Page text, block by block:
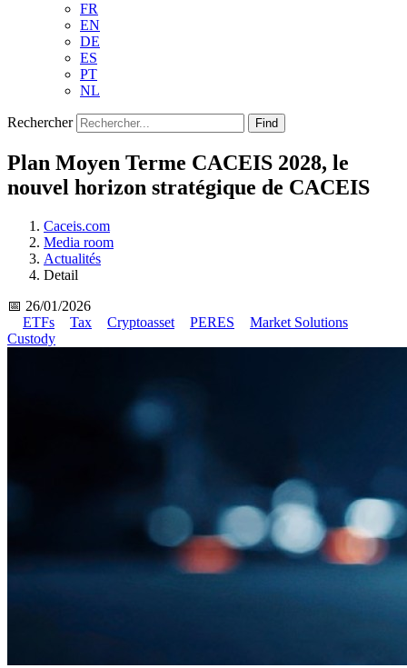
FR
EN
DE
ES
PT
NL
Rechercher Find
Plan Moyen Terme CACEIS 2028, le
nouvel horizon stratégique de CACEIS
Caceis.com
Media room
Actualités
Detail
📅 26/01/2026
ETFs
Tax Cryptoasset PERES
Market Solutions
Custody